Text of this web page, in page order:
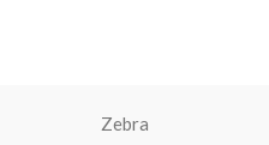
Zebra